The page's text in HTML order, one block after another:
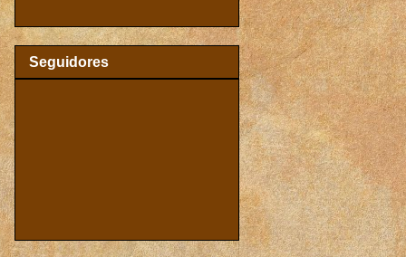
Seguidores